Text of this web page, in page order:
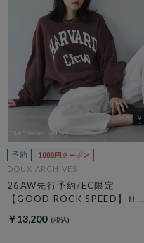
DOUX ARCHIVES
26AW先行予約/EC限定
【GOOD ROCK SPEED】ＨＡ
￥13,200